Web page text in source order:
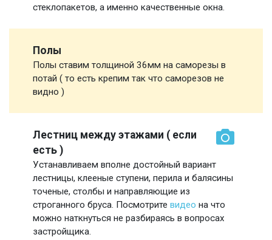
стеклопакетов, а именно качественные окна.
Полы
Полы ставим толщиной 36мм на саморезы в
потай ( то есть крепим так что саморезов не
видно )
Лестниц между этажами ( если
есть )
Устанавливаем вполне достойный вариант
лестницы, клееные ступени, перила и балясины
точеные, столбы и направляющие из
строганного бруса. Посмотрите видео на что
можно наткнуться не разбираясь в вопросах
застройщика.